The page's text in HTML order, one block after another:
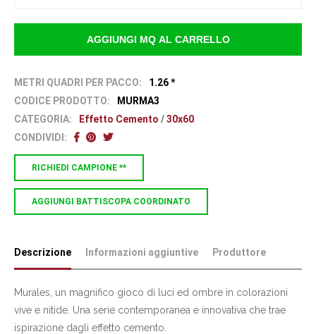
METRI QUADRI PER PACCO:
1.26 *
CODICE PRODOTTO:
MURMA3
CATEGORIA:
Effetto Cemento /30x60
CONDIVIDI:
RICHIEDI CAMPIONE **
AGGIUNGI BATTISCOPA COORDINATO
Descrizione Informazioni aggiuntive Produttore
Murales, un magnifico gioco di luci ed ombre in colorazioni
vive e nitide. Una serie contemporanea e innovativa che trae
ispirazione dagli effetto cemento.